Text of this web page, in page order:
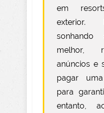
em
exterior.
melhor,
anúncios e
pagar
para
entanto,